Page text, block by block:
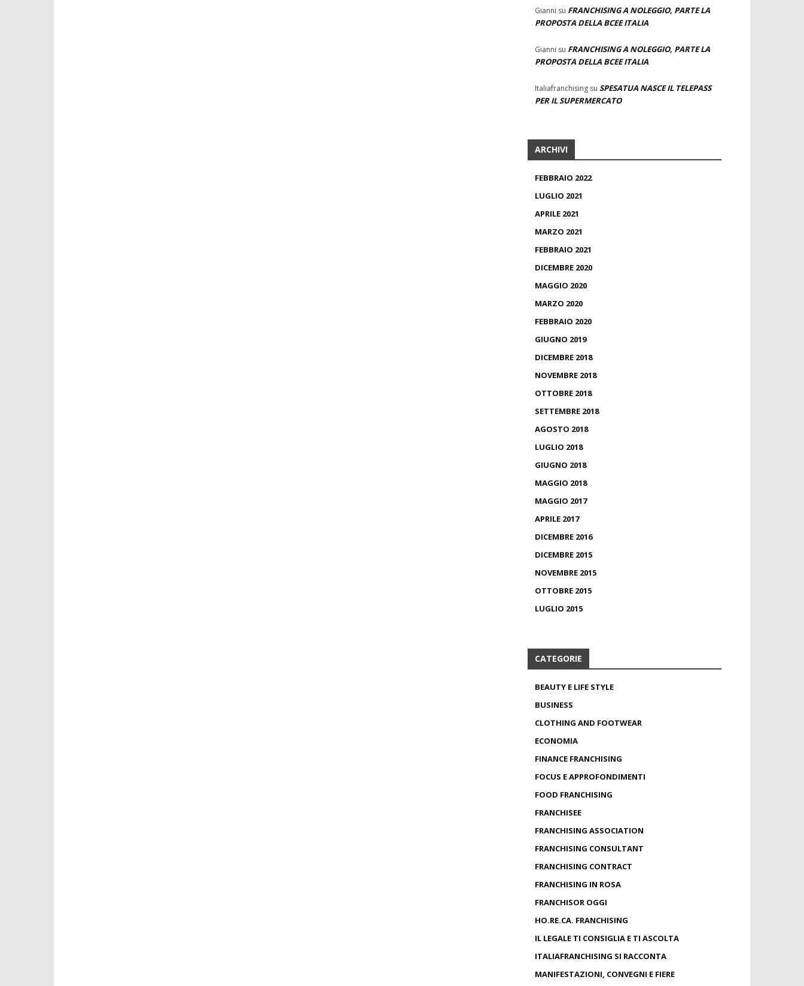
Gianni su FRANCHISING A NOLEGGIO, PARTE LA
PROPOSTA DELLA BCEE ITALIA
Gianni su FRANCHISING A NOLEGGIO, PARTE LA
PROPOSTA DELLA BCEE ITALIA
Italiafranchising su SPESATUA NASCE IL TELEPASS
PER IL SUPERMERCATO
ARCHIVI
FEBBRAIO 2022
LUGLIO 2021
APRILE 2021
MARZO 2021
FEBBRAIO 2021
DICEMBRE 2020
MAGGIO 2020
MARZO 2020
FEBBRAIO 2020
GIUGNO 2019
DICEMBRE 2018
NOVEMBRE 2018
OTTOBRE 2018
SETTEMBRE 2018
AGOSTO 2018
LUGLIO 2018
GIUGNO 2018
MAGGIO 2018
MAGGIO 2017
APRILE 2017
DICEMBRE 2016
DICEMBRE 2015
NOVEMBRE 2015
OTTOBRE 2015
LUGLIO 2015
CATEGORIE
BEAUTY E LIFE STYLE
BUSINESS
CLOTHING AND FOOTWEAR
ECONOMIA
FINANCE FRANCHISING
FOCUS E APPROFONDIMENTI
FOOD FRANCHISING
FRANCHISEE
FRANCHISING ASSOCIATION
FRANCHISING CONSULTANT
FRANCHISING CONTRACT
FRANCHISING IN ROSA
FRANCHISOR OGGI
HO.RE.CA. FRANCHISING
IL LEGALE TI CONSIGLIA E TI ASCOLTA
ITALIAFRANCHISING SI RACCONTA
MANIFESTAZIONI, CONVEGNI E FIERE